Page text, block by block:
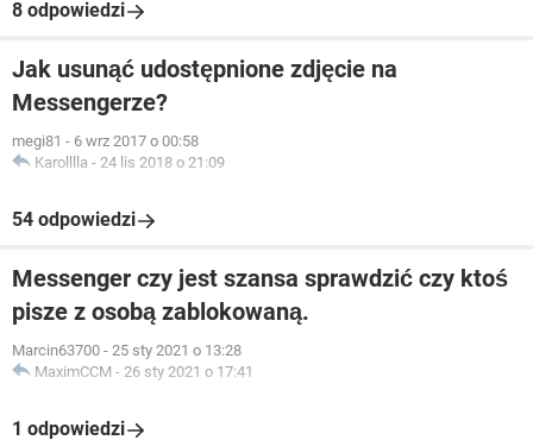
8 odpowiedzi
Jak usunąć udostępnione zdjęcie na
Messengerze?
megi81 - 6 wrz 2017 o 00:58
Karolllla - 24 lis 2018 o 21:09
54 odpowiedzi
Messenger czy jest szansa sprawdzić czy ktoś
pisze z osobą zablokowaną.
Marcin63700 - 25 sty 2021 o 13:28
MaximCCM - 26 sty 2021 o 17:41
1 odpowiedzi